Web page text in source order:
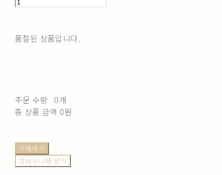
품절된 상품입니다.
주문 수량
0개
총 상품 금액 0원
구매하기
장바구니에 담기